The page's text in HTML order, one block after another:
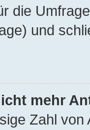
die
und
mehr
Zahl